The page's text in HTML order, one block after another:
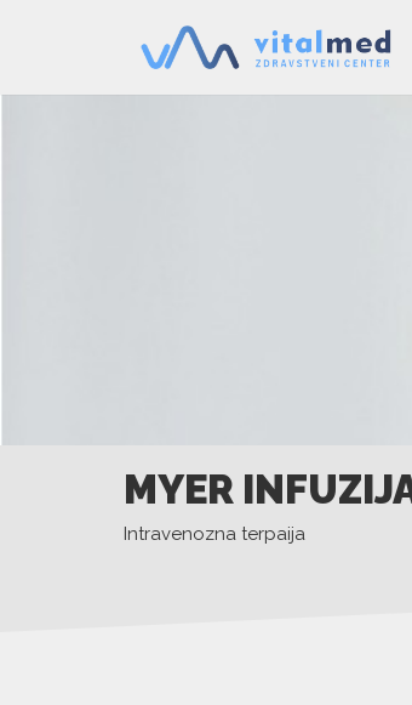
MYER INFUZIJA
Intravenozna terpaija